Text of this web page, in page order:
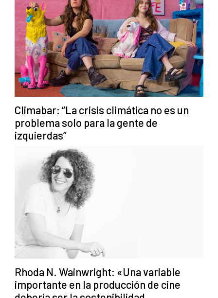
Climabar: “La crisis climática no es un
problema solo para la gente de
izquierdas”
Rhoda N. Wainwright: «Una variable
importante en la producción de cine